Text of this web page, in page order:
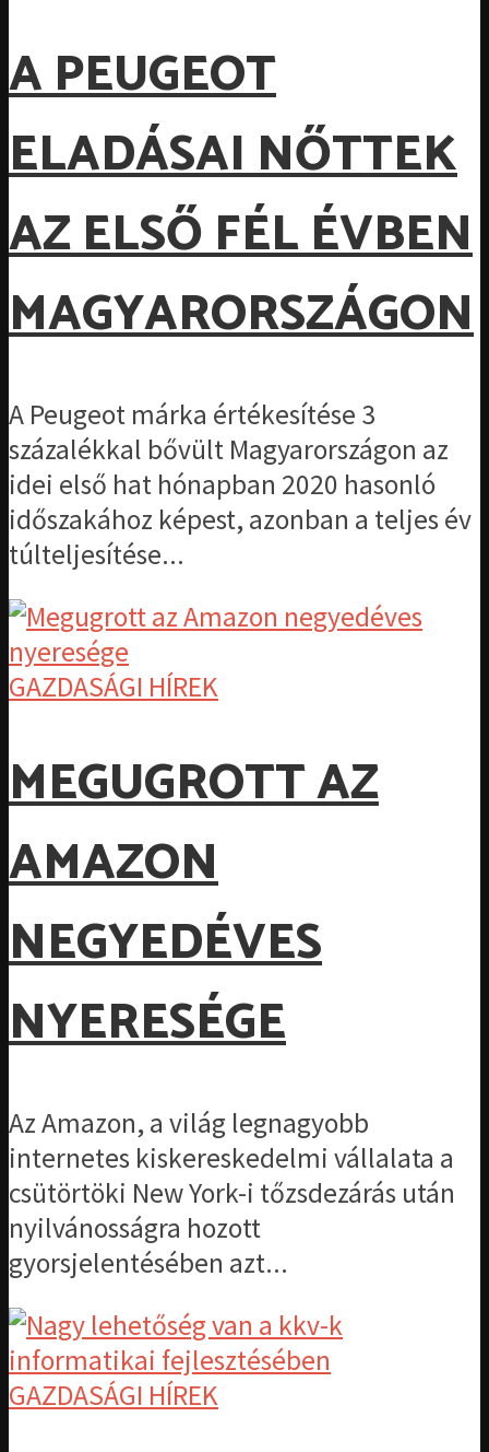
A PEUGEOT
ELADÁSAI NŐTTEK
AZ ELSŐ FÉL ÉVBEN
MAGYARORSZÁGON
A Peugeot márka értékesítése 3
százalékkal bővült Magyarországon az
idei első hat hónapban 2020 hasonló
időszakához képest, azonban a teljes év
túlteljesítése...
GAZDASÁGI HÍREK
MEGUGROTT AZ
AMAZON
NEGYEDÉVES
NYERESÉGE
Az Amazon, a világ legnagyobb
internetes kiskereskedelmi vállalata a
csütörtöki New York-i tőzsdezárás után
nyilvánosságra hozott
gyorsjelentésében azt...
GAZDASÁGI HÍREK